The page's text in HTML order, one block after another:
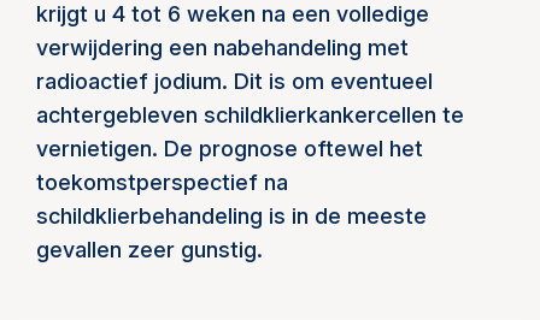
krijgt u 4 tot 6 weken na een volledige
verwijdering een nabehandeling met
radioactief jodium. Dit is om eventueel
achtergebleven schildklierkankercellen te
vernietigen. De prognose oftewel het
toekomstperspectief na
schildklierbehandeling is in de meeste
gevallen zeer gunstig.